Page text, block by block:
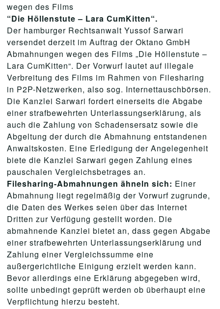
wegen des Films
“Die Höllenstute – Lara CumKitten“.
Der hamburger Rechtsanwalt Yussof Sarwari
versendet derzeit im Auftrag der Oktano GmbH
Abmahnungen wegen des Films „Die Höllenstute –
Lara CumKitten“. Der Vorwurf lautet auf illegale
Verbreitung des Films im Rahmen von Filesharing
in P2P-Netzwerken, also sog. Internettauschbörsen.
Die Kanzlei Sarwari fordert einerseits die Abgabe
einer strafbewehrten Unterlassungserklärung, als
auch die Zahlung von Schadensersatz sowie die
Abgeltung der durch die Abmahnung entstandenen
Anwaltskosten. Eine Erledigung der Angelegenheit
biete die Kanzlei Sarwari gegen Zahlung eines
pauschalen Vergleichsbetrages an.
Filesharing-Abmahnungen ähneln sich: Einer
Abmahnung liegt regelmäßig der Vorwurf zugrunde,
die Daten des Werkes seien über das Internet
Dritten zur Verfügung gestellt worden. Die
abmahnende Kanzlei bietet an, dass gegen Abgabe
einer strafbewehrten Unterlassungserklärung und
Zahlung einer Vergleichssumme eine
außergerichtliche Einigung erzielt werden kann.
Bevor allerdings eine Erklärung abgegeben wird,
sollte unbedingt geprüft werden ob überhaupt eine
Verpflichtung hierzu besteht.